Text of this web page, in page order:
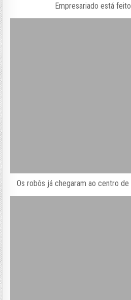
Empresariado está
Os robôs já chegaram ao centro